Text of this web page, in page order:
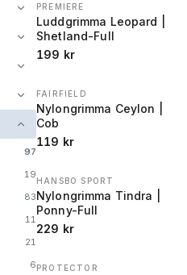
97
19
83
11
21
6
PREMIERE
Luddgrimma Leopard |
Shetland-Full
199 kr
FAIRFIELD
Nylongrimma Ceylon |
Cob
119 kr
HANSBO SPORT
Nylongrimma Tindra |
Ponny-Full
229 kr
REA− 46%
PROTECTOR